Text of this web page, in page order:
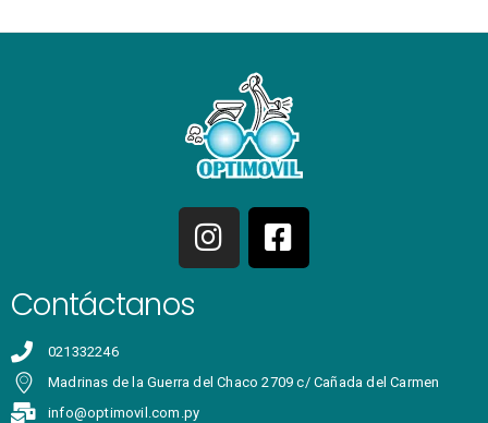
Contáctanos
021332246
Madrinas de la Guerra del Chaco 2709 c/ Cañada del Carmen
info@optimovil.com.py